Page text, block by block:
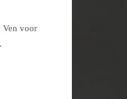
Ven voor